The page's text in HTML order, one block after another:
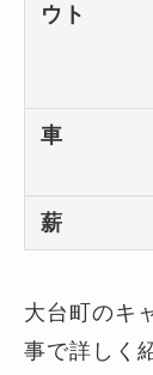
ウト
車
薪
大台町のキ
事で詳しく